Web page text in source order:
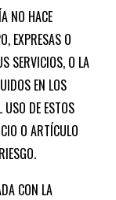
NO HACE
EXPRESAS O
SERVICIOS, O LA
EN LOS
USO DE ESTOS
O ARTÍCULO
CON LA